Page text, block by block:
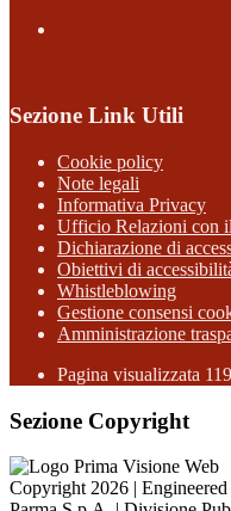
Sezione Link Utili
Cookie policy
Note legali
Informativa Privacy
Ufficio Relazioni con
Dichiarazione di
Obiettivi di
Whistleblowing
Gestione consensi
Amministrazione
Pagina visualizzata
Sezione Copyright
Copyright 2026 |